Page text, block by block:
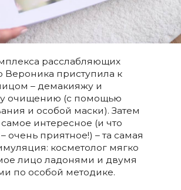
расслабляющих
Вероника приступила к
– демакияжу и
очищению (с помощью
и особой маски). Затем
интересное (и что
очень приятное!) – та самая
косметолог мягко
лицо ладонями и двумя
по особой методике.